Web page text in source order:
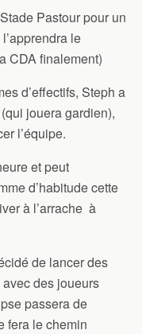
Pastour pour un
le
CDA finalement)
d’effectifs, Steph a
jouera gardien),
l’équipe.
et peut
d’habitude cette
à l’arrache à
de lancer des
des joueurs
passera de
fera le chemin